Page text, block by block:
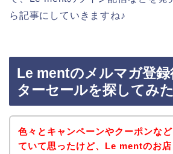
ら記事にしていきますね♪
Le mentのメルマガ登
ターセールを探してみた
色々とキャンペーンやクーポンな
ていて思ったけど、Le mentのお店